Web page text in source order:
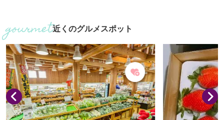
代、日光例幣使道の一番目の宿場町とし
て賑わった玉村宿の中心地にあり、地元
はもとより多くの方に親しまれていま
す。最近は、パワースポットとして人気
上昇中です。 敷地内には、Ｖ字型に育っ
た珍しい松である「昇龍・勝運の松」が
あります。必勝祈願の松として奉られ
て...
・大塚製薬及び
スエットミニ
見学 ・解説：あり ■個人の
団体の受入(人
超える場合２班
こともあります
近くのグルメスポット